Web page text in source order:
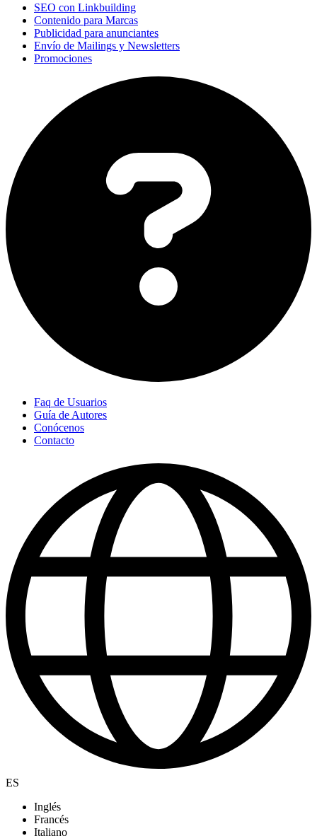
SEO con Linkbuilding
Contenido para Marcas
Publicidad para anunciantes
Envío de Mailings y Newsletters
Promociones
Faq de Usuarios
Guía de Autores
Conócenos
Contacto
ES
Inglés
Francés
Italiano